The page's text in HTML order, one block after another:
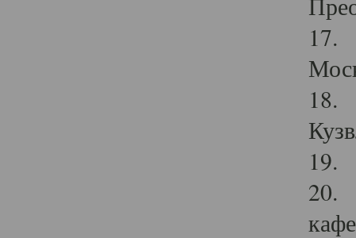
17.
18.
19.
20.